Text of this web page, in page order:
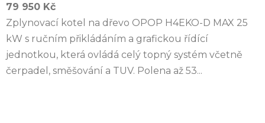
79 950 Kč
Zplynovací kotel na dřevo OPOP H4EKO-D MAX 25
kW s ručním přikládáním a grafickou řídící
jednotkou, která ovládá celý topný systém včetně
čerpadel, směšování a TUV. Polena až 53...